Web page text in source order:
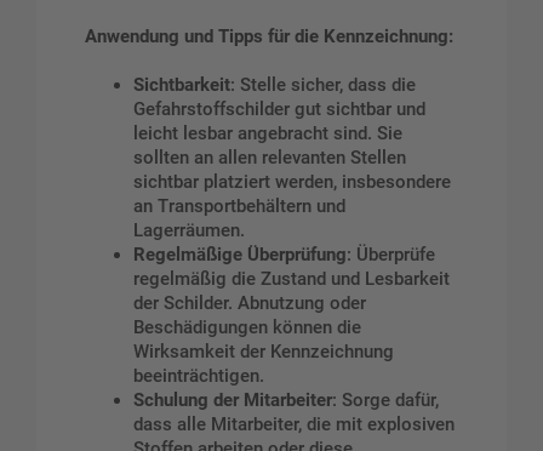
Anwendung und Tipps für die Kennzeichnung:
Sichtbarkeit: Stelle sicher, dass die
Gefahrstoffschilder gut sichtbar und
leicht lesbar angebracht sind. Sie
sollten an allen relevanten Stellen
sichtbar platziert werden, insbesondere
an Transportbehältern und
Lagerräumen.
Regelmäßige Überprüfung: Überprüfe
regelmäßig die Zustand und Lesbarkeit
der Schilder. Abnutzung oder
Beschädigungen können die
Wirksamkeit der Kennzeichnung
beeinträchtigen.
Schulung der Mitarbeiter: Sorge dafür,
dass alle Mitarbeiter, die mit explosiven